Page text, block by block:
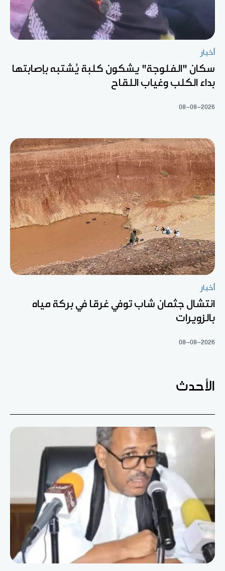
أخبار
سكان "الفلوجة" يشكون كلبة يُشتبه بإصابتها
بداء الكلب وغياب اللقاح
08-08-2026
أخبار
انتشال جثمان شاب توفي غرقا في بركة مياه
بالزويرات
08-08-2026
الأحدث